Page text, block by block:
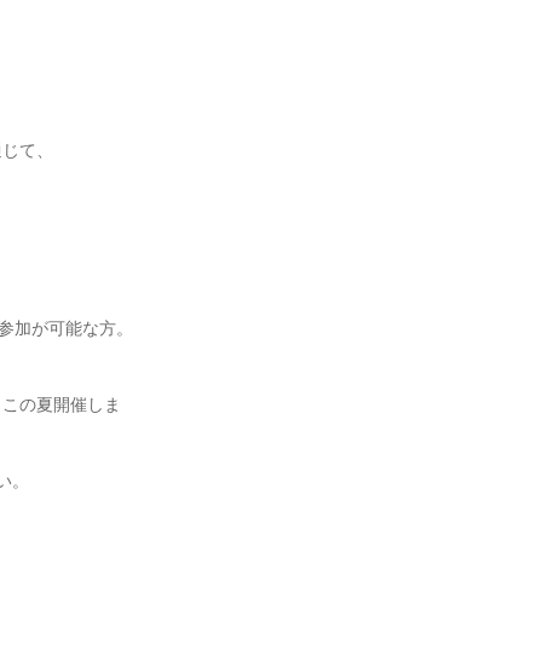
て、
加が可能な方。
の夏開催しま